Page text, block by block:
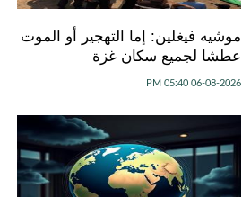
موشيه فيغلين: إما التهجير أو الموت
عطشا لجميع سكان غزة
06-08-2026 05:40 PM